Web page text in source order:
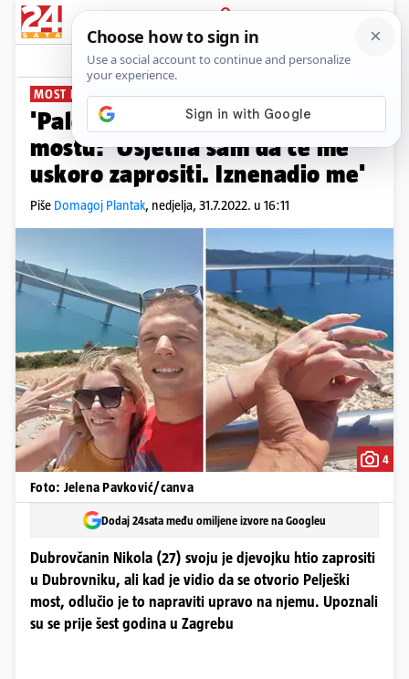
PRIJAVA
News Komentari
MOST KOJI SPAJA
'Pale' prve zaruke na Pelješkom
mostu: 'Osjetila sam da će me
uskoro zaprositi. Iznenadio me'
Piše Domagoj Plantak, nedjelja, 31.7.2022. u 16:11
4
Foto: Jelena Pavković/canva
Dodaj 24sata među omiljene izvore na Googleu
Dubrovčanin Nikola (27) svoju je djevojku htio zaprositi
u Dubrovniku, ali kad je vidio da se otvorio Pelješki
most, odlučio je to napraviti upravo na njemu. Upoznali
su se prije šest godina u Zagrebu